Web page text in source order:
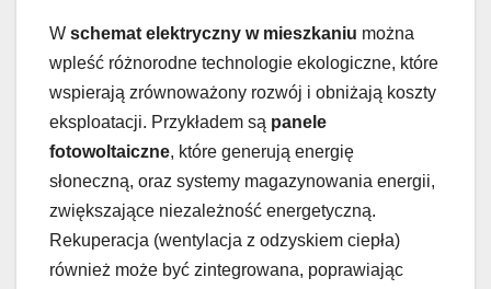
W schemat elektryczny w mieszkaniu można
wpleść różnorodne technologie ekologiczne, które
wspierają zrównoważony rozwój i obniżają koszty
eksploatacji. Przykładem są panele
fotowoltaiczne, które generują energię
słoneczną, oraz systemy magazynowania energii,
zwiększające niezależność energetyczną.
Rekuperacja (wentylacja z odzyskiem ciepła)
również może być zintegrowana, poprawiając